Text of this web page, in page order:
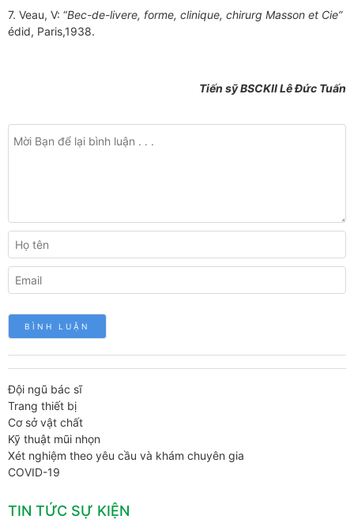
7. Veau, V: “Bec-de-livere, forme, clinique, chirurg Masson et Cie”
édid, Paris,1938.
Tiến sỹ BSCKII Lê Đức Tuấn
Đội ngũ bác sĩ
Trang thiết bị
Cơ sở vật chất
Kỹ thuật mũi nhọn
Xét nghiệm theo yêu cầu và khám chuyên gia
COVID-19
TIN TỨC SỰ KIỆN